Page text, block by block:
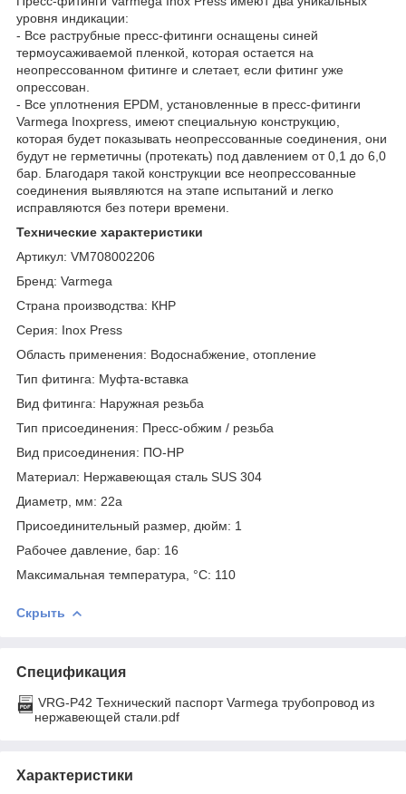
уровня индикации:
- Все раструбные пресс-фитинги оснащены синей
термоусаживаемой пленкой, которая остается на
неопрессованном фитинге и слетает, если фитинг уже
опрессован.
- Все уплотнения EPDM, установленные в пресс-фитинги
Varmega Inoxpress, имеют специальную конструкцию,
которая будет показывать неопрессованные соединения, они
будут не герметичны (протекать) под давлением от 0,1 до 6,0
бар. Благодаря такой конструкции все неопрессованные
соединения выявляются на этапе испытаний и легко
исправляются без потери времени.
Технические характеристики
Артикул: VM708002206
Бренд: Varmega
Страна производства: КНР
Серия: Inox Press
Область применения: Водоснабжение, отопление
Тип фитинга: Муфта-вставка
Вид фитинга: Наружная резьба
Тип присоединения: Пресс-обжим / резьба
Вид присоединения: ПО-НР
Материал: Нержавеющая сталь SUS 304
Диаметр, мм: 22a
Присоединительный размер, дюйм: 1
Рабочее давление, бар: 16
Максимальная температура, °С: 110
Скрыть
Спецификация
VRG-P42 Технический паспорт Varmega трубопровод из
нержавеющей стали.pdf
Характеристики